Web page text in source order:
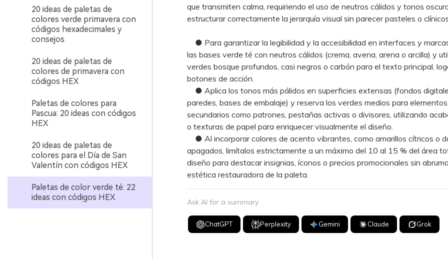
20 ideas de paletas de
colores verde primavera con
códigos hexadecimales y
consejos
20 ideas de paletas de
colores de primavera con
códigos HEX
Paletas de colores para
Pascua: 20 ideas con códigos
HEX
20 ideas de paletas de
colores para el Día de San
Valentín con códigos HEX
Paletas de color verde té: 22
ideas con códigos HEX
que transmiten calma, requiriendo el uso de neutros cálidos y tonos
estructurar correctamente la jerarquía visual sin parecer pasteles o
● Para garantizar la legibilidad y la accesibilidad en interfaces y
las bases verde té con neutros cálidos (crema, avena, arena o arcilla) y
verdes bosque profundos, casi negros o carbón para el texto principal,
botones de acción.
● Aplica los tonos más pálidos en superficies extensas (fondos
paredes, bases de embalaje) y reserva los verdes medios para elementos
secundarios como patrones, pestañas activas o divisores, utilizando
o texturas de papel para enriquecer visualmente el diseño.
● Al incorporar colores de acento vibrantes, como amarillos cítricos o
apagados, limítalos estrictamente a un máximo del 10 al 15 % del área
diseño para destacar insignias, íconos o precios promocionales sin
estética restauradora de la paleta.
Ask AI for a summary
ChatGPT Perplexity Gemini Claude Grok